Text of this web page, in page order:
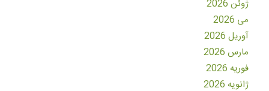
ژوئن 2026
می 2026
آوریل 2026
مارس 2026
فوریه 2026
ژانویه 2026